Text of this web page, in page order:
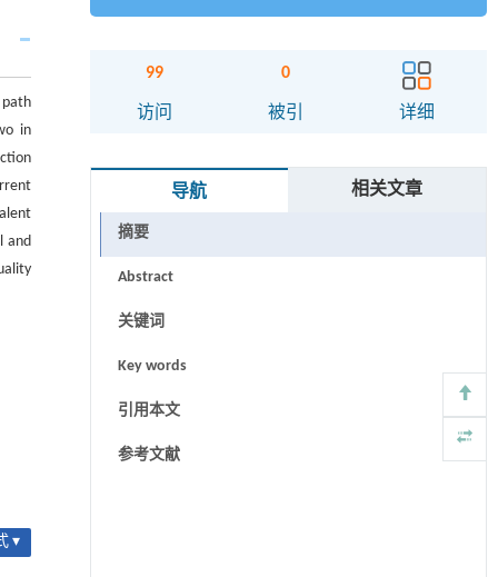
in
and
▾
99
访问
0
被引 详细
导航 相关文章
摘要
Abstract
关键词
Key words
引用本文
参考文献